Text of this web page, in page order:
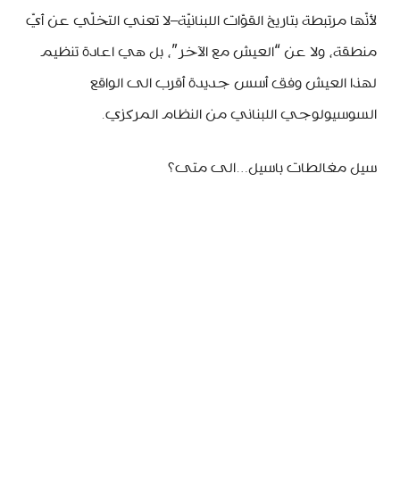
لأنّها مرتبطة بتاريخ القوّات اللبنانيّة–لا تعني التخلّي عن أيّ
منطقة، ولا عن “العيش مع الآخر”، بل هي اعادة تنظيم
لهذا العيش وفق أسس جديدة أقرب الى الواقع
السوسيولوجي اللبناني من النظام المركزي.
سيل مغالطات باسيل…الى متى؟